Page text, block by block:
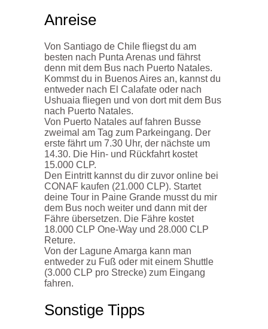
Anreise
Von Santiago de Chile fliegst du am
besten nach Punta Arenas und fährst
denn mit dem Bus nach Puerto Natales.
Kommst du in Buenos Aires an, kannst du
entweder nach El Calafate oder nach
Ushuaia fliegen und von dort mit dem Bus
nach Puerto Natales.
Von Puerto Natales auf fahren Busse
zweimal am Tag zum Parkeingang. Der
erste fährt um 7.30 Uhr, der nächste um
14.30. Die Hin- und Rückfahrt kostet
15.000 CLP.
Den Eintritt kannst du dir zuvor online bei
CONAF kaufen (21.000 CLP). Startet
deine Tour in Paine Grande musst du mir
dem Bus noch weiter und dann mit der
Fähre übersetzen. Die Fähre kostet
18.000 CLP One-Way und 28.000 CLP
Reture.
Von der Lagune Amarga kann man
entweder zu Fuß oder mit einem Shuttle
(3.000 CLP pro Strecke) zum Eingang
fahren.
Sonstige Tipps